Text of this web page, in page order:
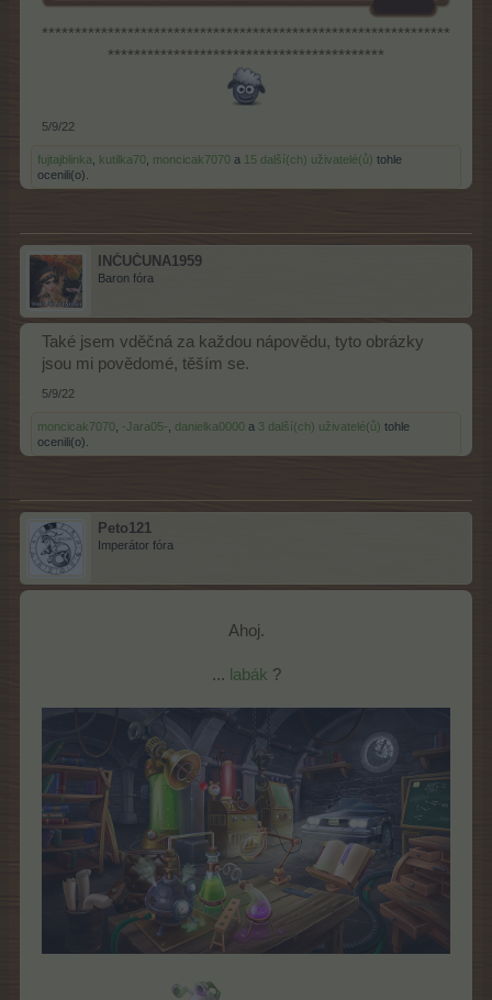
**************************************************************
******************************************
5/9/22
fujtajblinka kutilka70 moncicak7070 a 15 další(ch) uživatelé(ů) tohle
ocenili(o).
INČUČUNA1959
Baron fóra
Také jsem vděčná za každou nápovědu, tyto obrázky
jsou mi povědomé, těším se.
5/9/22
moncicak7070 -Jara05- danielka0000 a 3 další(ch) uživatelé(ů) tohle
ocenili(o).
Peto121
Imperátor fóra
Ahoj.
... labák ?